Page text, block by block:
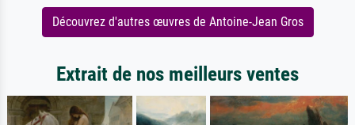
Découvrez d'autres œuvres de Antoine-Jean Gros
Extrait de nos meilleurs ventes